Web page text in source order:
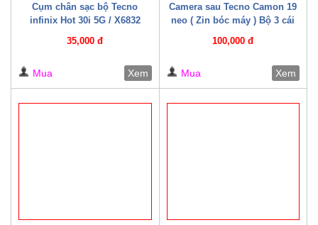
Cụm chân sạc bộ Tecno
infinix Hot 30i 5G / X6832
35,000 đ
Mua Xem
Camera sau Tecno Camon 19
neo ( Zin bóc máy ) Bộ 3 cái
100,000 đ
Mua Xem